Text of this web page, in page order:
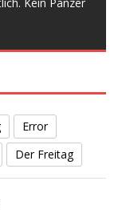
Kein Panzer
[…]
[…]
Er hätte der
sondern an
Error
Der Freitag
von